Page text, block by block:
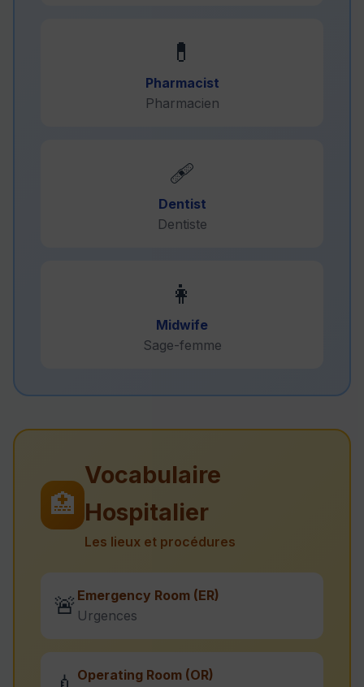
💊
Pharmacist
Pharmacien
🩹
Dentist
Dentiste
👩
Midwife
Sage-femme
🏥
Vocabulaire
Hospitalier
Les lieux et procédures
🚨 Emergency Room (ER)
Urgences
Operating Room (OR)